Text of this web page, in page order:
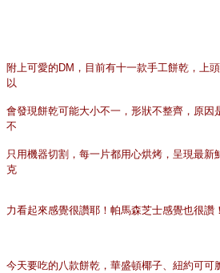
附上可愛的 DM ，目前有十一款手工餅乾，上
以
會發現餅乾可能大小不一，形狀不整齊，原因
不
只用機器切割，每一片都用心烘烤，呈現最新
克
力看起來感覺很讚耶！帕馬森芝士感覺也很讚
今天要吃的八款餅乾，華盛頓椰子、紐約可可